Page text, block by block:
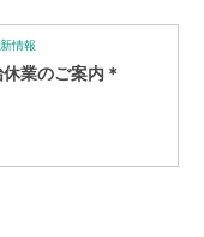
情報
休業のご案内＊